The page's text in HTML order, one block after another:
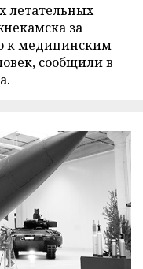
летательных
за
к медицинским
сообщили в